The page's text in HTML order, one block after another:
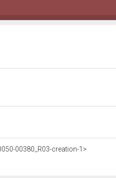
00380_R03-creation-1>